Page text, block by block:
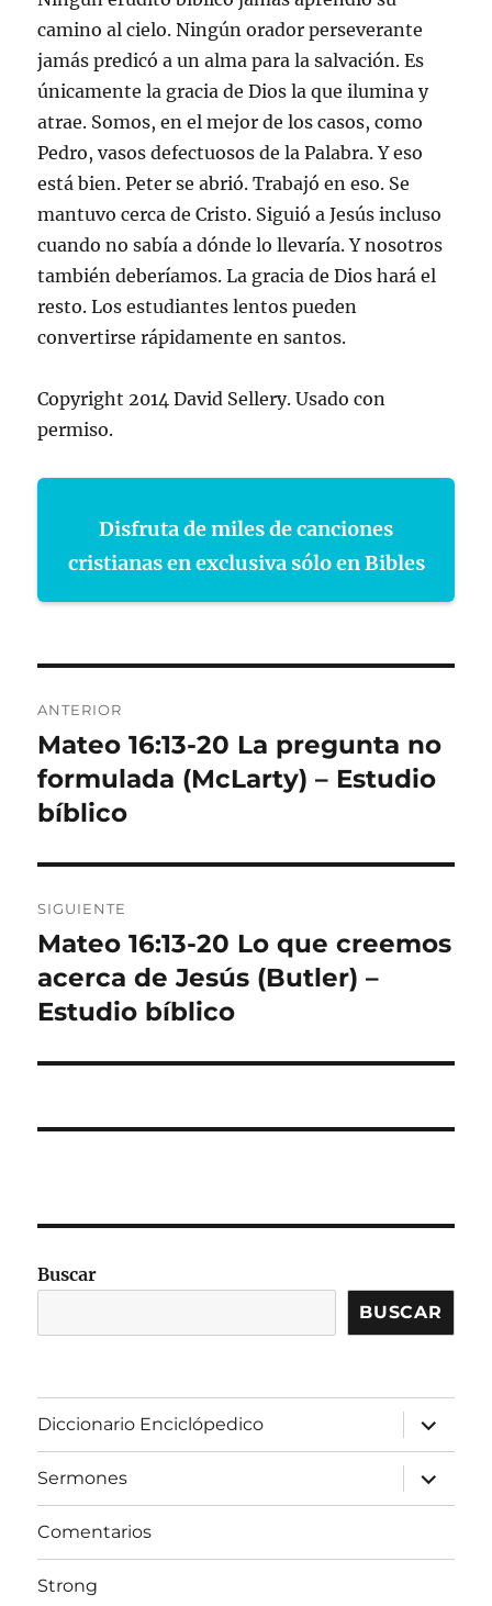
camino al cielo. Ningún orador perseverante
jamás predicó a un alma para la salvación. Es
únicamente la gracia de Dios la que ilumina y
atrae. Somos, en el mejor de los casos, como
Pedro, vasos defectuosos de la Palabra. Y eso
está bien. Peter se abrió. Trabajó en eso. Se
mantuvo cerca de Cristo. Siguió a Jesús incluso
cuando no sabía a dónde lo llevaría. Y nosotros
también deberíamos. La gracia de Dios hará el
resto. Los estudiantes lentos pueden
convertirse rápidamente en santos.
Copyright 2014 David Sellery. Usado con
permiso.
Disfruta de miles de canciones
cristianas en exclusiva sólo en Bibles
de
entradas
ANTERIOR
Entrada
anterior:
Mateo 16:13-20 La pregunta no
formulada (McLarty) – Estudio
bíblico
SIGUIENTE
Entrada
siguiente:
Mateo 16:13-20 Lo que creemos
acerca de Jesús (Butler) –
Estudio bíblico
Buscar
BUSCAR
Diccionario Enciclópedico
expandir
el
menú
inferior
Sermones
expandir
el
menú
Comentarios
Strong